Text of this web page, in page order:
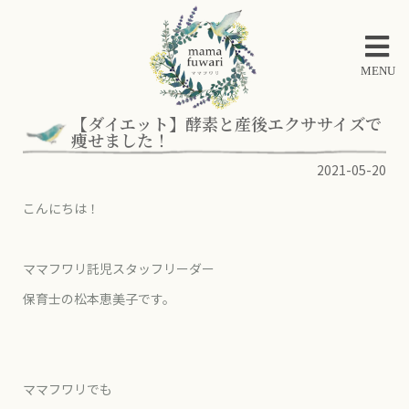
MENU
【ダイエット】酵素と産後エクササイズで
痩せました！
2021-05-20
こんにちは！
ママフワリ託児スタッフリーダー
保育士の松本恵美子です。
ママフワリでも